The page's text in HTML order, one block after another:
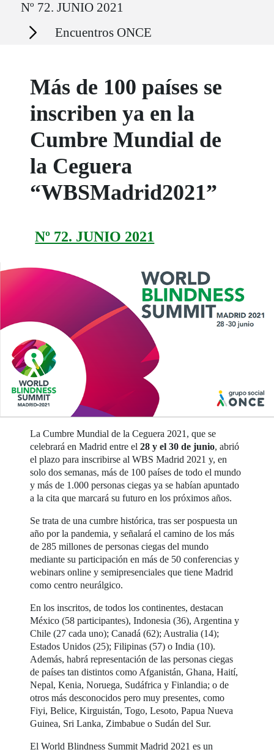
Nº 72. JUNIO 2021
Secciones Encuentros ONCE
Más de 100 países se
inscriben ya en la
Cumbre Mundial de
la Ceguera
“WBSMadrid2021”
Nº 72. JUNIO 2021
La Cumbre Mundial de la Ceguera 2021, que se
celebrará en Madrid entre el28 y el 30 de junio, abrió
el plazo para inscribirse al WBS Madrid 2021 y, en
solo dos semanas, más de 100 países de todo el mundo
y más de 1.000 personas ciegas ya se habían apuntado
a la cita que marcará su futuro en los próximos años.
Se trata de una cumbre histórica, tras ser pospuesta un
año por la pandemia, y señalará el camino de los más
de 285 millones de personas ciegas del mundo
mediante su participación en más de 50 conferencias y
webinars online y semipresenciales que tiene Madrid
como centro neurálgico.
En los inscritos, de todos los continentes, destacan
México (58 participantes), Indonesia (36), Argentina y
Chile (27 cada uno); Canadá (62); Australia (14);
Estados Unidos (25); Filipinas (57) o India (10).
Además, habrá representación de las personas ciegas
de países tan distintos como Afganistán, Ghana, Haití,
Nepal, Kenia, Noruega, Sudáfrica y Finlandia; o de
otros más desconocidos pero muy presentes, como
Fiyi, Belice, Kirguistán, Togo, Lesoto, Papua Nueva
Guinea, Sri Lanka, Zimbabue o Sudán del Sur.
El World Blindness Summit Madrid 2021 es un